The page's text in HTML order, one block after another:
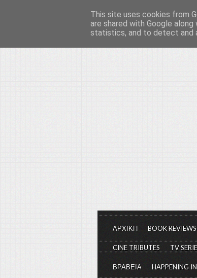
Το μεγαλείο
Είμαστε πάντα εδώ για να
ΑΡΧΙΚΗ BOOK REVIEWS
CINE TRIBUTES TV
ΒΡΑΒΕΙΑ HAPPENING
This site uses cookies from
are shared with Google
statistics, and to detect and